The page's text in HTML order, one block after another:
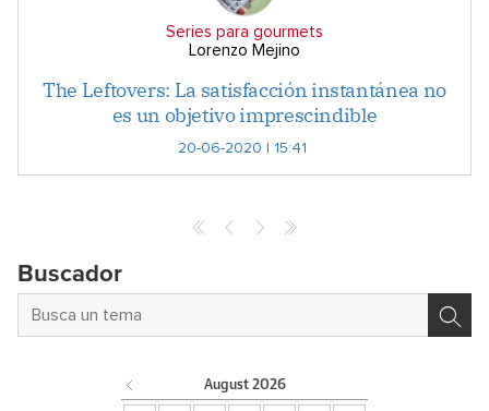
Series para gourmets
Lorenzo Mejino
The Leftovers: La satisfacción instantánea no
es un objetivo imprescindible
20-06-2020 | 15:41
Buscador
August 2026